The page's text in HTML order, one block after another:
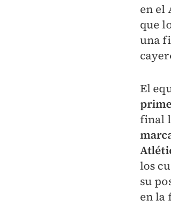
en el
que
una
El
final
los
su
en la